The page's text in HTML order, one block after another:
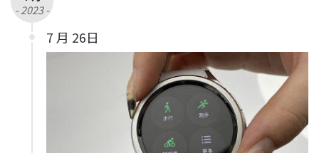
- 2023 -
7 月 26日